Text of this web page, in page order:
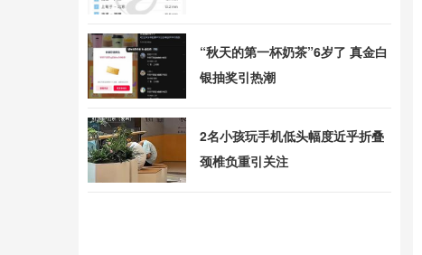
“秋天的第一杯奶茶”6岁了 真金白
银抽奖引热潮
2名小孩玩手机低头幅度近乎折叠
颈椎负重引关注